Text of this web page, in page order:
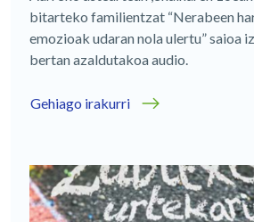
bitarteko familientzat “Nerabeen
emozioak udaran nola ulertu” saioa
bertan azaldutakoa audio.
Gehiago irakurri